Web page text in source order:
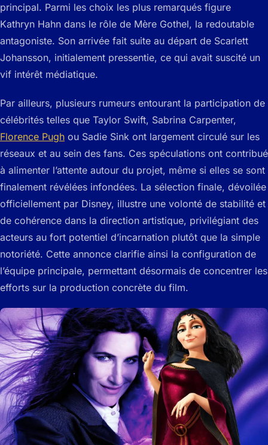
principal. Parmi les choix les plus remarqués figure
Kathryn Hahn dans le rôle de Mère Gothel, la redoutable
antagoniste. Son arrivée fait suite au départ de Scarlett
Johansson, initialement pressentie, ce qui avait suscité un
vif intérêt médiatique.
Par ailleurs, plusieurs rumeurs entourant la participation de
célébrités telles que Taylor Swift, Sabrina Carpenter,
Florence Pugh ou Sadie Sink ont largement circulé sur les
réseaux et au sein des fans. Ces spéculations ont contribué
à alimenter l’attente autour du projet, même si elles se sont
finalement révélées infondées. La sélection finale, dévoilée
officiellement par Disney, illustre une volonté de stabilité et
de cohérence dans la direction artistique, privilégiant des
acteurs au fort potentiel d’incarnation plutôt que la simple
notoriété. Cette annonce clarifie ainsi la configuration de
l’équipe principale, permettant désormais de concentrer les
efforts sur la production concrète du film.